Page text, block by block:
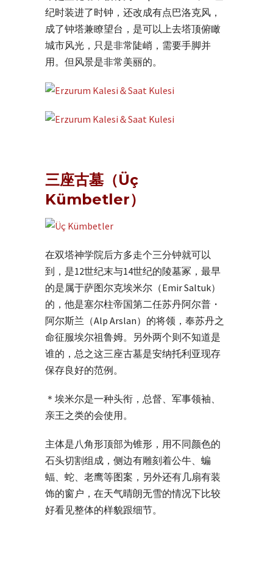
纪时装进了时钟，还改成有点巴洛克风，
成了钟塔兼瞭望台，是可以上去塔顶俯瞰
城市风光，只是非常陡峭，需要手脚并
用。但风景是非常美丽的。
三座古墓（Üç
Kümbetler）
在双塔神学院后方多走个三分钟就可以
到，是12世纪末与14世纪的陵墓冢，最早
的是属于萨图尔克埃米尔（Emir Saltuk）
的，他是塞尔柱帝国第二任苏丹阿尔普・
阿尔斯兰（Alp Arslan）的将领，奉苏丹之
命征服埃尔祖鲁姆。另外两个则不知道是
谁的，总之这三座古墓是安纳托利亚现存
保存良好的范例。
＊埃米尔是一种头衔，总督、军事领袖、
亲王之类的会使用。
主体是八角形顶部为锥形，用不同颜色的
石头切割组成，侧边有雕刻着公牛、蝙
蝠、蛇、老鹰等图案，另外还有几扇有装
饰的窗户，在天气晴朗无雪的情况下比较
好看见整体的样貌跟细节。